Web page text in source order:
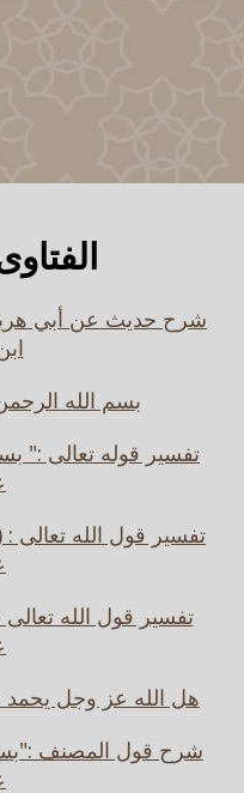
شرح حديث عن أبي
بسم الله
تفسير قوله تعالى :"
تفسير قول الله تعالى
تفسير قول الله
هل الله عز وجل
شرح قول المصنف